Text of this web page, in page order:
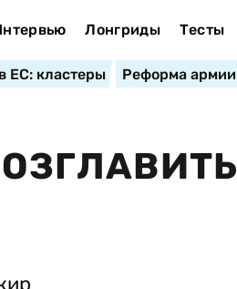
Лонгриды Тесты
ЕС: кластеры Реформа армии